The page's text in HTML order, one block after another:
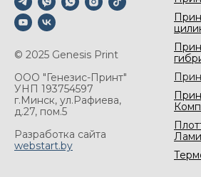
© 2025 Genesis Print
ООО "Генезис-Принт"
УНП 193754597
г.Минск, ул.Рафиева,
д.27, пом.5
Разработка сайта
webstart.by